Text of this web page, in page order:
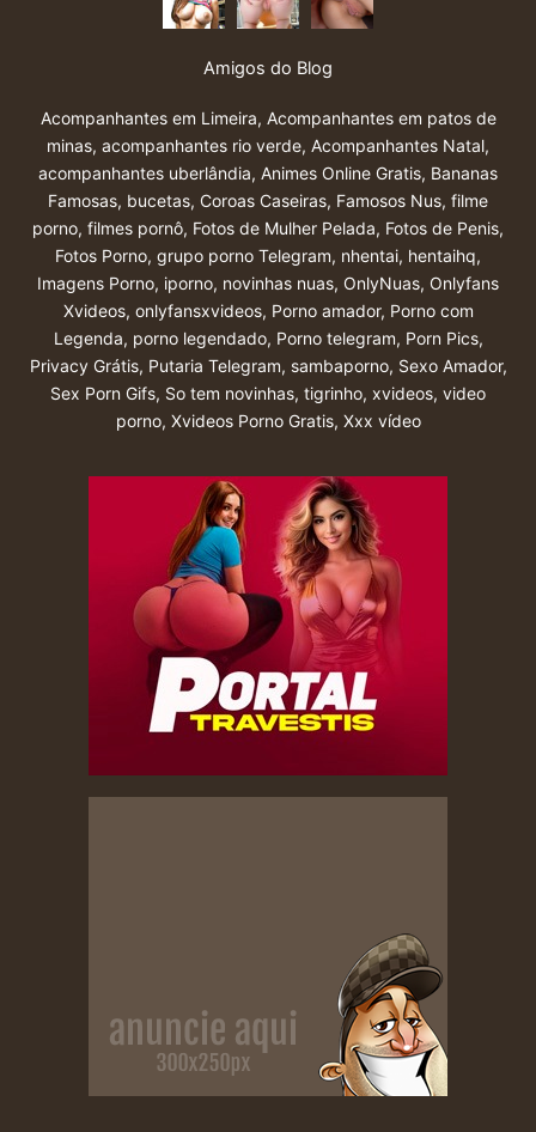
Amigos do Blog
Acompanhantes em Limeira, Acompanhantes em patos de
minas, acompanhantes rio verde, Acompanhantes Natal,
acompanhantes uberlândia, Animes Online Gratis, Bananas
Famosas, bucetas, Coroas Caseiras, Famosos Nus, filme
porno, filmes pornô, Fotos de Mulher Pelada, Fotos de Penis,
Fotos Porno, grupo porno Telegram, nhentai, hentaihq,
Imagens Porno, iporno, novinhas nuas, OnlyNuas, Onlyfans
Xvideos, onlyfansxvideos, Porno amador, Porno com
Legenda, porno legendado, Porno telegram, Porn Pics,
Privacy Grátis, Putaria Telegram, sambaporno, Sexo Amador,
Sex Porn Gifs, So tem novinhas, tigrinho, xvideos, video
porno, Xvideos Porno Gratis, Xxx vídeo